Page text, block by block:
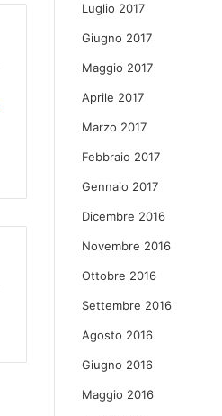
Luglio 2017
Giugno 2017
Maggio 2017
Aprile 2017
Marzo 2017
Febbraio 2017
Gennaio 2017
Dicembre 2016
Novembre 2016
Ottobre 2016
Settembre 2016
Agosto 2016
Giugno 2016
Maggio 2016